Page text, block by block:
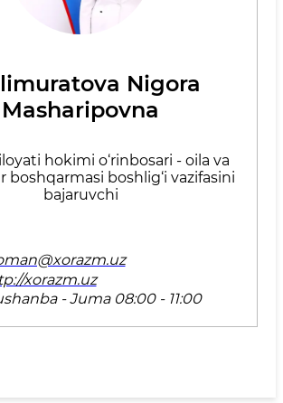
Nigora
Masharipovna
hokimi o‘rinbosari - oila va
boshqarmasi boshlig‘i vazifasini
bajaruvchi
xorazm.uz
- Juma 08:00 - 11:00